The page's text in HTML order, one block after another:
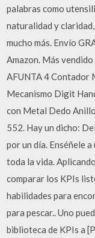
palabras como
naturalidad y
mucho más. Envío
Amazon. Más
AFUNTA 4 Contador
Mecanismo Digit
con Metal Dedo
552. Hay un dicho:
por un día. Enséñele
toda la vida.
comparar los KPIs
habilidades para
para pescar.. Uno
biblioteca de KPIs a